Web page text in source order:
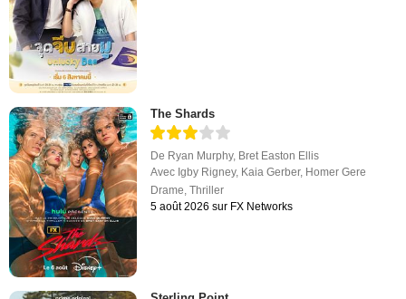
The Shards
De Ryan Murphy, Bret Easton Ellis
Avec Igby Rigney, Kaia Gerber, Homer Gere
Drame ,Thriller
5 août 2026 sur FX Networks